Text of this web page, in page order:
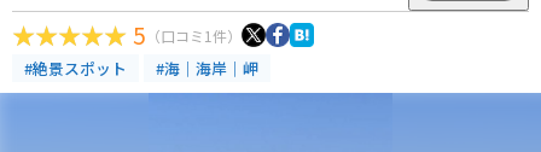
5 （口コミ1件）
#絶景スポット #海｜海岸｜岬